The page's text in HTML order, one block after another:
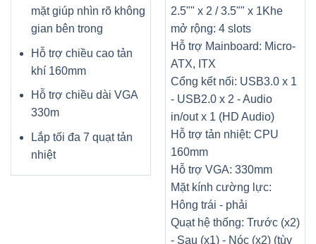
mặt giúp nhìn rõ không
gian bên trong
Hỗ trợ chiều cao tản
khí 160mm
Hỗ trợ chiều dài VGA
330m
Lắp tối đa 7 quạt tản
nhiệt
2.5"" x 2 / 3.5"" x 1Khe
mở rộng: 4 slots
Hỗ trợ Mainboard: Micro-
ATX, ITX
Cổng kết nối: USB3.0 x 1
- USB2.0 x 2 - Audio
in/out x 1 (HD Audio)
Hỗ trợ tản nhiệt: CPU
160mm
Hỗ trợ VGA: 330mm
Mặt kính cường lực:
Hông trái - phải
Quạt hệ thống: Trước (x2)
- Sau (x1) - Nóc (x2) (tùy